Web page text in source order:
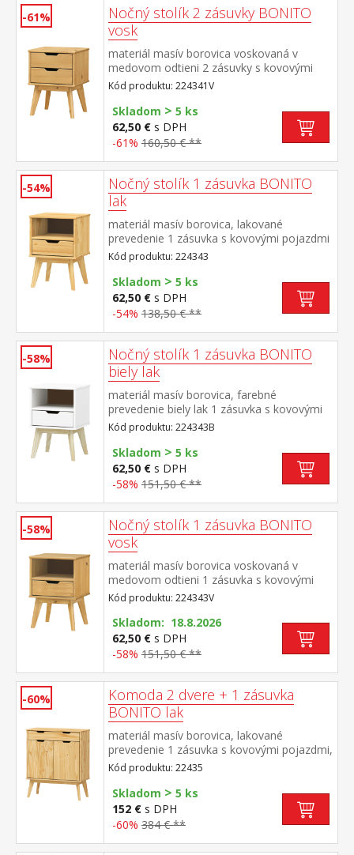
-61%
Nočný stolík 2 zásuvky BONITO
vosk
materiál masív borovica voskovaná v
medovom odtieni 2 zásuvky s kovovými
pojazdmi
Kód produktu: 224341V
Skladom > 5 ks
62,50 € s DPH
-61% 160,50 € **
-54%
Nočný stolík 1 zásuvka BONITO
lak
materiál masív borovica, lakované
prevedenie 1 zásuvka s kovovými pojazdmi
Kód produktu: 224343
Skladom > 5 ks
62,50 € s DPH
-54% 138,50 € **
-58%
Nočný stolík 1 zásuvka BONITO
biely lak
materiál masív borovica, farebné
prevedenie biely lak 1 zásuvka s kovovými
pojazdmi
Kód produktu: 224343B
Skladom > 5 ks
62,50 € s DPH
-58% 151,50 € **
-58%
Nočný stolík 1 zásuvka BONITO
vosk
materiál masív borovica voskovaná v
medovom odtieni 1 zásuvka s kovovými
pojazdmi
Kód produktu: 224343V
Skladom: 18.8.2026
62,50 € s DPH
-58% 151,50 € **
-60%
Komoda 2 dvere + 1 zásuvka
BONITO lak
materiál masív borovica, lakované
prevedenie 1 zásuvka s kovovými pojazdmi,
2 dvierka, 1 polica
Kód produktu: 22435
Skladom > 5 ks
152 € s DPH
-60% 384 € **